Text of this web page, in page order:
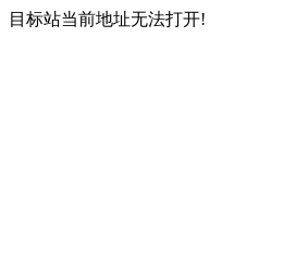
目标站当前地址无法打开!